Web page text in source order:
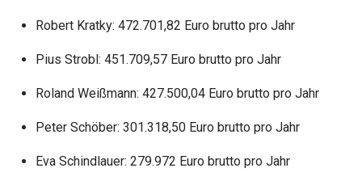
Robert Kratky: 472.701,82 Euro brutto pro Jahr
Pius Strobl: 451.709,57 Euro brutto pro Jahr
Roland Weißmann: 427.500,04 Euro brutto pro Jahr
Peter Schöber: 301.318,50 Euro brutto pro Jahr
Eva Schindlauer: 279.972 Euro brutto pro Jahr